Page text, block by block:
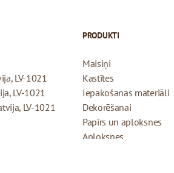
LV-1021
LV-1021
LV-1021
PRODUKTI
Maisiņi
Kastītes
Iepakošanas materiāli
Dekorēšanai
Papīrs un aploksnes
Aploksnes